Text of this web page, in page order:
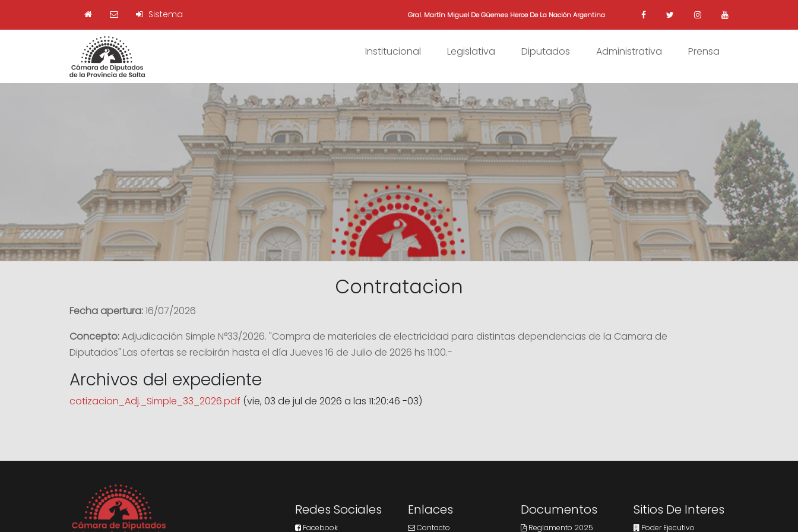
Sistema Gral. Martín Miguel De Güemes Heroe De La Nación Argentina
Institucional Legislativa Diputados Administrativa Prensa
Contratacion
Fecha apertura:16/07/2026
Concepto:Adjudicación Simple N°33/2026. "Compra de materiales de electricidad para distintas dependencias de la Camara de
Diputados".Las ofertas se recibirán hasta el día Jueves 16 de Julio de 2026 hs 11:00.-
Archivos del expediente
cotizacion_Adj._Simple_33_2026.pdf (vie, 03 de jul de 2026 a las 11:20:46 -03)
Redes Sociales
Facebook
Enlaces
Contacto
Documentos
Reglamento 2025
Sitios De Interes
Poder Ejecutivo